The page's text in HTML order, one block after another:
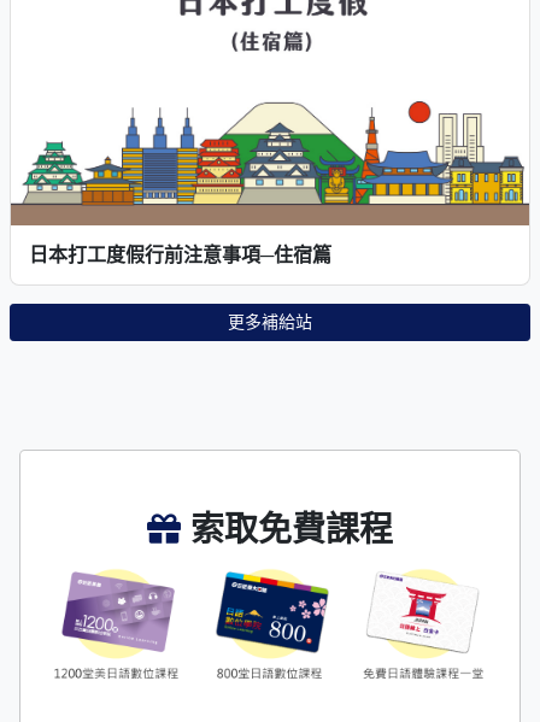
日本打工度假行前注意事項─住宿篇
更多補給站
索取免費課程